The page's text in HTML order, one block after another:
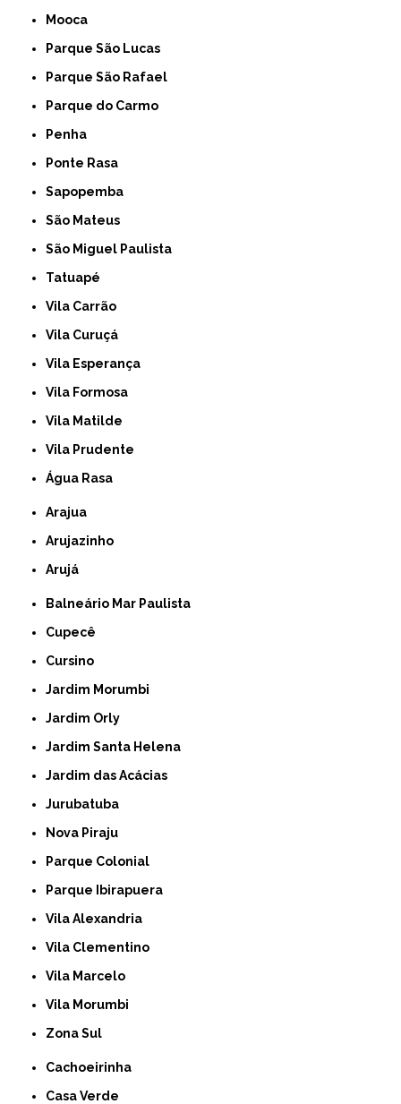
Mooca
Parque São Lucas
Parque São Rafael
Parque do Carmo
Penha
Ponte Rasa
Sapopemba
São Mateus
São Miguel Paulista
Tatuapé
Vila Carrão
Vila Curuçá
Vila Esperança
Vila Formosa
Vila Matilde
Vila Prudente
Água Rasa
Arajua
Arujazinho
Arujá
Balneário Mar Paulista
Cupecê
Cursino
Jardim Morumbi
Jardim Orly
Jardim Santa Helena
Jardim das Acácias
Jurubatuba
Nova Piraju
Parque Colonial
Parque Ibirapuera
Vila Alexandria
Vila Clementino
Vila Marcelo
Vila Morumbi
Zona Sul
Cachoeirinha
Casa Verde